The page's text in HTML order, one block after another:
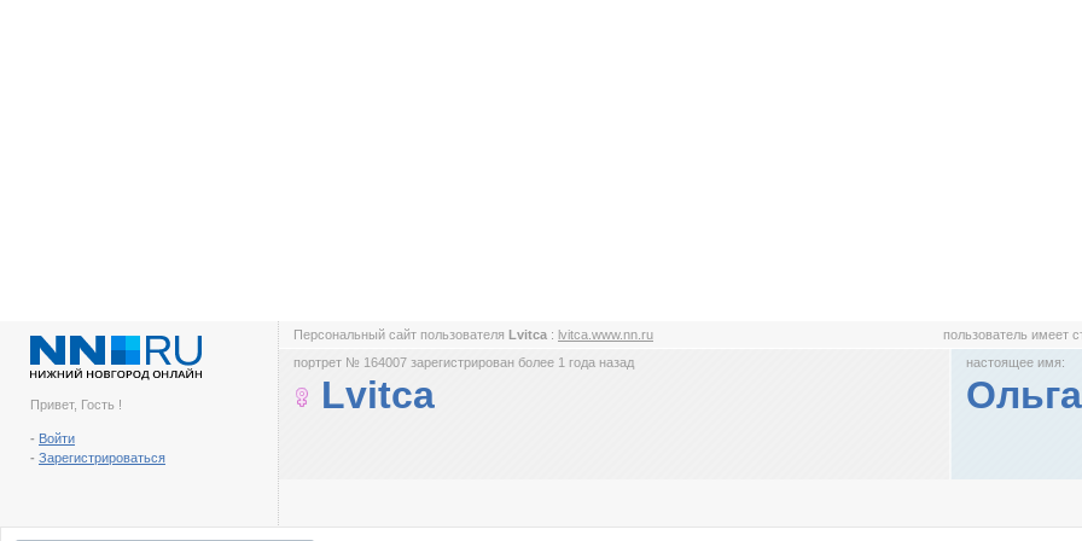
Привет, Гость !
- Войти
- Зарегистрироваться
Персональный сайт пользователя Lvitca : lvitca.www.nn.ru пользователь имеет
портрет № 164007 зарегистрирован более 1 года назад
Lvitca
настоящее имя:
Ольга